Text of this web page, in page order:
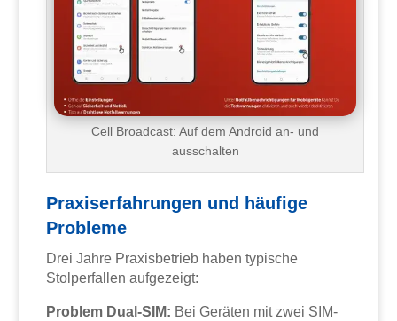
Cell Broadcast: Auf dem Android an- und
ausschalten
Praxiserfahrungen und häufige
Probleme
Drei Jahre Praxisbetrieb haben typische
Stolperfallen aufgezeigt:
Problem Dual-SIM: Bei Geräten mit zwei SIM-